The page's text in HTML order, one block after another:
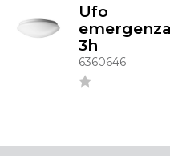
Ufo
emergenza
3h
6360646